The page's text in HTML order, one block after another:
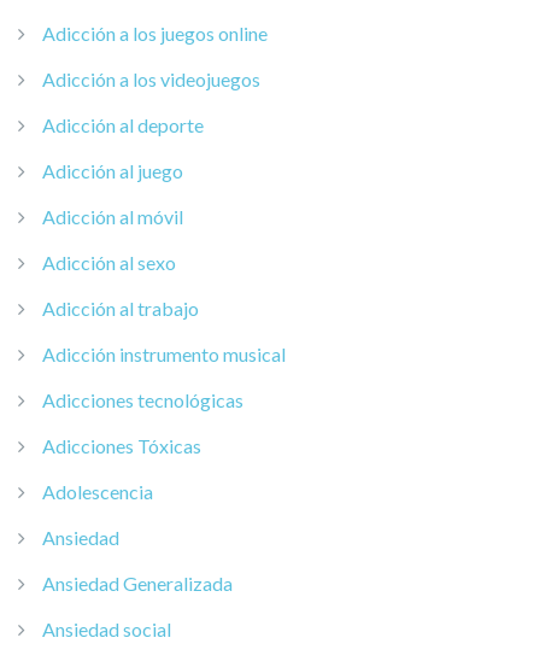
Adicción a los juegos online
Adicción a los videojuegos
Adicción al deporte
Adicción al juego
Adicción al móvil
Adicción al sexo
Adicción al trabajo
Adicción instrumento musical
Adicciones tecnológicas
Adicciones Tóxicas
Adolescencia
Ansiedad
Ansiedad Generalizada
Ansiedad social